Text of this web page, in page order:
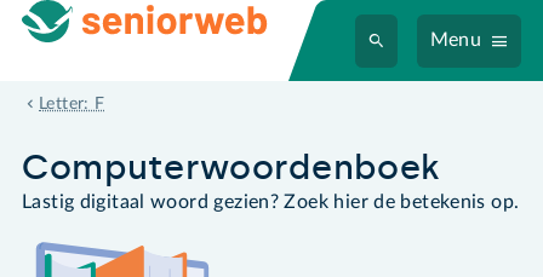
Menu
Letter: F
Flash
Computer­woordenboek
Lastig digitaal woord gezien? Zoek hier de betekenis op.